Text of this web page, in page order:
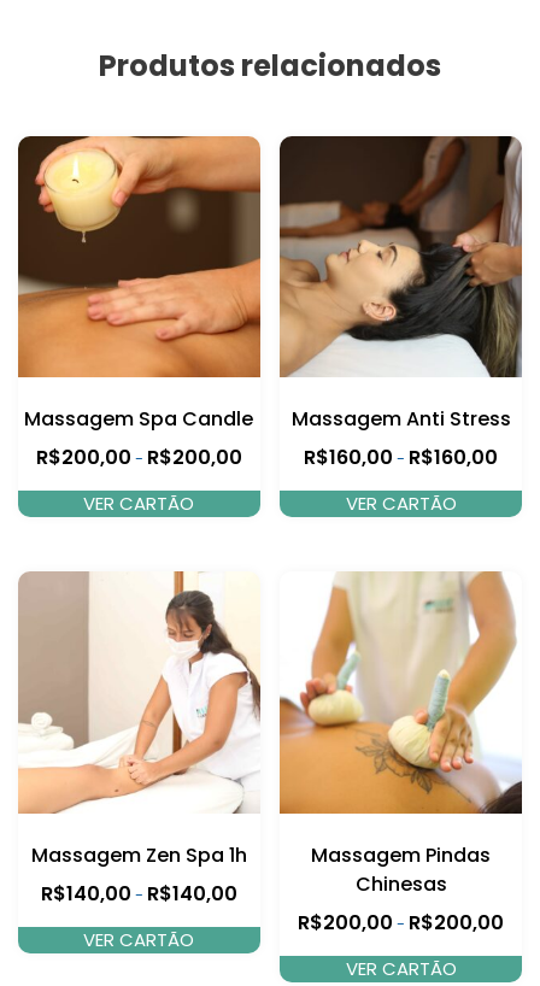
Produtos relacionados
Massagem Spa Candle
R$200,00 - R$200,00
VER CARTÃO
Massagem Anti Stress
R$160,00 - R$160,00
VER CARTÃO
Massagem Zen Spa 1h
R$140,00 - R$140,00
VER CARTÃO
Massagem Pindas
Chinesas
R$200,00 - R$200,00
VER CARTÃO